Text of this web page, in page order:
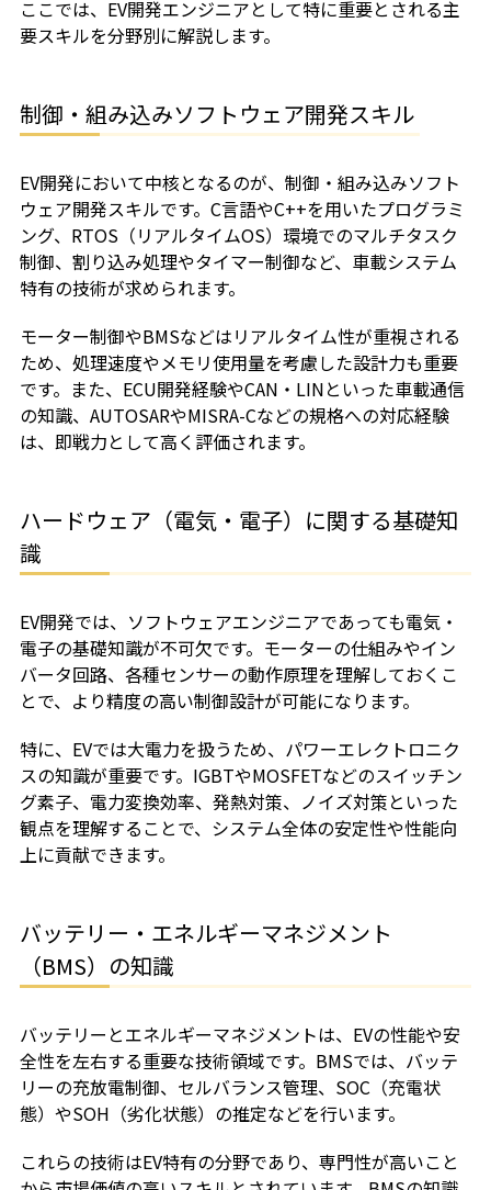
ここでは、EV開発エンジニアとして特に重要とされる主
要スキルを分野別に解説します。
制御・組み込みソフトウェア開発スキル
EV開発において中核となるのが、制御・組み込みソフト
ウェア開発スキルです。C言語やC++を用いたプログラミ
ング、RTOS（リアルタイムOS）環境でのマルチタスク
制御、割り込み処理やタイマー制御など、車載システム
特有の技術が求められます。
モーター制御やBMSなどはリアルタイム性が重視される
ため、処理速度やメモリ使用量を考慮した設計力も重要
です。また、ECU開発経験やCAN・LINといった車載通信
の知識、AUTOSARやMISRA-Cなどの規格への対応経験
は、即戦力として高く評価されます。
ハードウェア（電気・電子）に関する基礎知
識
EV開発では、ソフトウェアエンジニアであっても電気・
電子の基礎知識が不可欠です。モーターの仕組みやイン
バータ回路、各種センサーの動作原理を理解しておくこ
とで、より精度の高い制御設計が可能になります。
特に、EVでは大電力を扱うため、パワーエレクトロニク
スの知識が重要です。IGBTやMOSFETなどのスイッチン
グ素子、電力変換効率、発熱対策、ノイズ対策といった
観点を理解することで、システム全体の安定性や性能向
上に貢献できます。
バッテリー・エネルギーマネジメント
（BMS）の知識
バッテリーとエネルギーマネジメントは、EVの性能や安
全性を左右する重要な技術領域です。BMSでは、バッテ
リーの充放電制御、セルバランス管理、SOC（充電状
態）やSOH（劣化状態）の推定などを行います。
これらの技術はEV特有の分野であり、専門性が高いこと